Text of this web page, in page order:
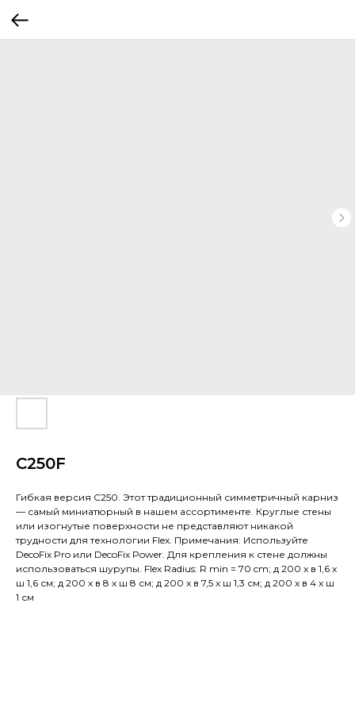
C250F
Гибкая версия C250. Этот традиционный симметричный карниз
— самый миниатюрный в нашем ассортименте. Круглые стены
или изогнутые поверхности не представляют никакой
трудности для технологии Flex. Примечания: Используйте
DecoFix Pro или DecoFix Power. Для крепления к стене должны
использоваться шурупы. Flex Radius: R min = 70 cm; д 200 x в 1,6 x
ш 1,6 см; д 200 x в 8 x ш 8 см; д 200 x в 7,5 x ш 1,3 см; д 200 x в 4 x ш
1 см